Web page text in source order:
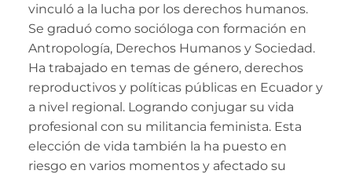
vinculó a la lucha por los derechos humanos.
Se graduó como socióloga con formación en
Antropología, Derechos Humanos y Sociedad.
Ha trabajado en temas de género, derechos
reproductivos y políticas públicas en Ecuador y
a nivel regional. Logrando conjugar su vida
profesional con su militancia feminista. Esta
elección de vida también la ha puesto en
riesgo en varios momentos y afectado su